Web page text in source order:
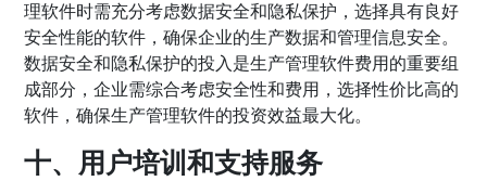
理软件时需充分考虑数据安全和隐私保护，选择具有良好
安全性能的软件，确保企业的生产数据和管理信息安全。
数据安全和隐私保护的投入是生产管理软件费用的重要组
成部分，企业需综合考虑安全性和费用，选择性价比高的
软件，确保生产管理软件的投资效益最大化。
十、用户培训和支持服务